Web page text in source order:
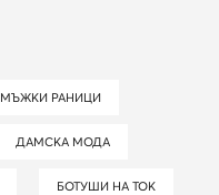
МЪЖКИ РАНИЦИ
ДАМСКА МОДА
БОТУШИ НА ТОК